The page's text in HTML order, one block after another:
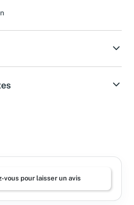
vous pour laisser un avis